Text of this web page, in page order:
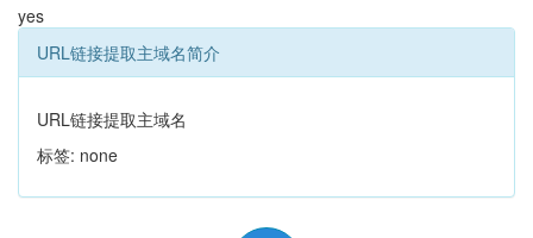
yes
URL链接提取主域名简介
URL链接提取主域名
标签: none